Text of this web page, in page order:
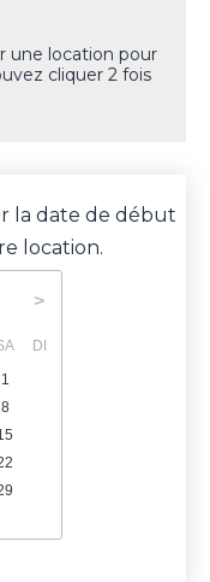
une location pour
cliquer 2 fois
la date de début
location.
>
DI
1
8